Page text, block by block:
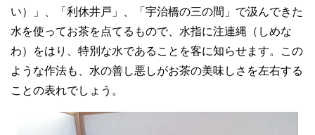
い）」、「利休井戸」、「宇治橋の三の間」で汲んできた
水を使ってお茶を点てるもので、水指に注連縄（しめな
わ）をはり、特別な水であることを客に知らせます。この
ような作法も、水の善し悪しがお茶の美味しさを左右する
ことの表れでしょう。